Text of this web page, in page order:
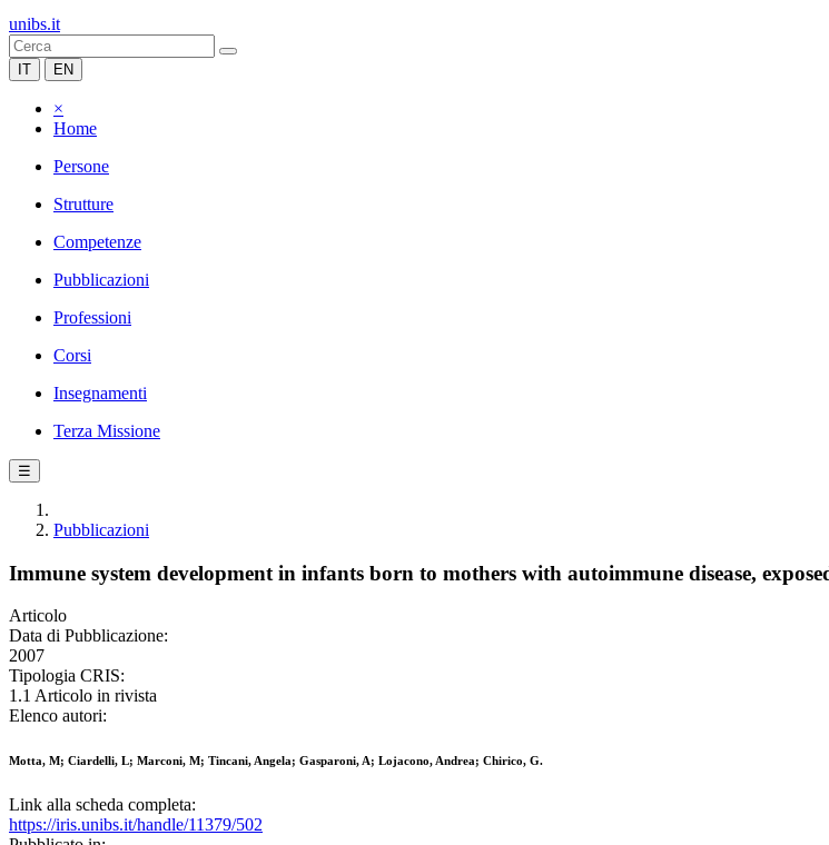
unibs.it
IT EN
×
Home
Persone
Strutture
Competenze
Pubblicazioni
Professioni
Corsi
Insegnamenti
Terza Missione
☰
Pubblicazioni
Immune system development in infants born to mothers with autoimmune disease,
Articolo
Data di Pubblicazione:
2007
Tipologia CRIS:
1.1 Articolo in rivista
Elenco autori:
Motta, M; Ciardelli, L; Marconi, M; Tincani, Angela; Gasparoni, A; Lojacono, Andrea; Chirico, G.
Link alla scheda completa:
https://iris.unibs.it/handle/11379/502